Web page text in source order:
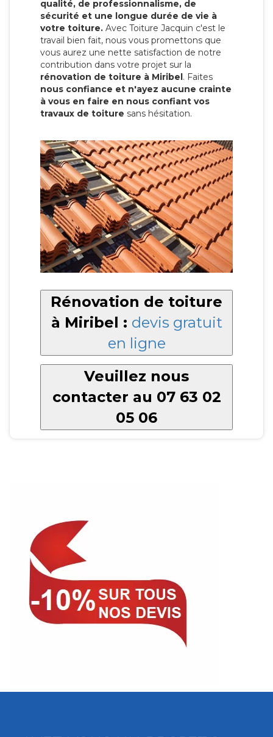
qualité, de professionnalisme, de
sécurité et une longue durée de vie à
votre toiture. Avec Toiture Jacquin c'est le
travail bien fait, nous vous promettons que
vous aurez une nette satisfaction de notre
contribution dans votre projet sur la
rénovation de toiture à Miribel. Faites
nous confiance et n'ayez aucune crainte
à vous en faire en nous confiant vos
travaux de toiture sans hésitation.
Rénovation de toiture
à Miribel : devis gratuit
en ligne
Veuillez nous
contacter au 07 63 02
05 06